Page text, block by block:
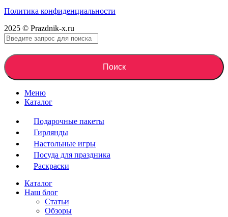
Политика конфиденциальности
2025 © Prazdnik-x.ru
Поиск
Меню
Каталог
Подарочные пакеты
Гирлянды
Настольные игры
Посуда для праздника
Раскраски
Каталог
Наш блог
Статьи
Обзоры